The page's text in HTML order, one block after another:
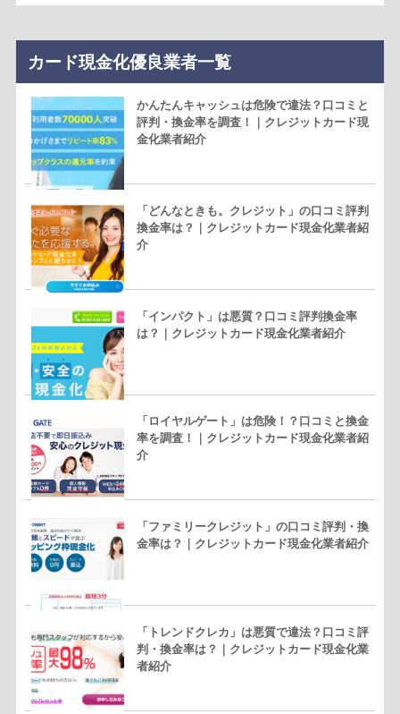
カード現金化優良業者一覧
かんたんキャッシュは危険で違法？口コミと
評判・換金率を調査！｜クレジットカード現
金化業者紹介
「どんなときも。クレジット」の口コミ評判
換金率は？｜クレジットカード現金化業者紹
介
「インパクト」は悪質？口コミ評判換金率
は？｜クレジットカード現金化業者紹介
「ロイヤルゲート」は危険！？口コミと換金
率を調査！｜クレジットカード現金化業者紹
介
「ファミリークレジット」の口コミ評判・換
金率は？｜クレジットカード現金化業者紹介
「トレンドクレカ」は悪質で違法？口コミ評
判・換金率は？｜クレジットカード現金化業
者紹介